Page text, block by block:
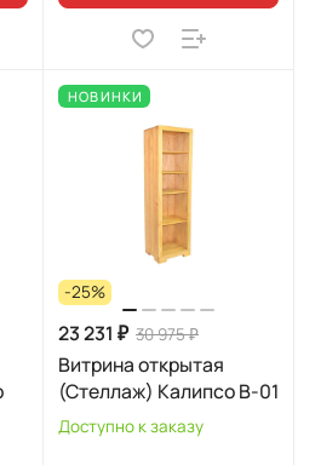
НОВИНКИ
-25%
23 231 ₽ 30 975 ₽
Витрина открытая
(Стеллаж) Калипсо B-01
Доступно к заказу